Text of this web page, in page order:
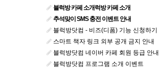
블럭방 카페 소개럭방 카페 소개
추석맞이 SMS 충전 이벤트 안내
블럭방닷컴 - 비즈(디폼) 기능 신청하기
스마트 책자 링크 외부 공개 금지 안내
블럭방닷컴 네이버 카페 회원 등급 안내
블럭방닷컴 프로그램 소개 이벤트